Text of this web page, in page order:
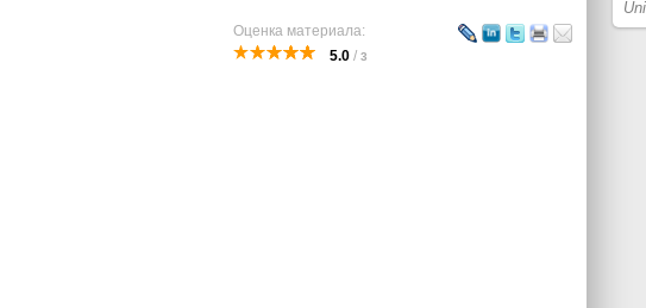
Оценка материала:
5.0 / 3